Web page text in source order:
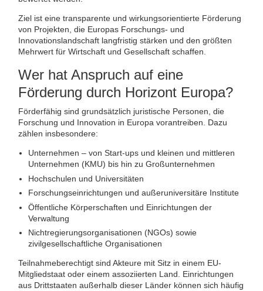
Ziel ist eine transparente und wirkungsorientierte Förderung
von Projekten, die Europas Forschungs- und
Innovationslandschaft langfristig stärken und den größten
Mehrwert für Wirtschaft und Gesellschaft schaffen.
Wer hat Anspruch auf eine
Förderung durch Horizont Europa?
Förderfähig sind grundsätzlich juristische Personen, die
Forschung und Innovation in Europa vorantreiben. Dazu
zählen insbesondere:
Unternehmen – von Start-ups und kleinen und mittleren
Unternehmen (KMU) bis hin zu Großunternehmen
Hochschulen und Universitäten
Forschungseinrichtungen und außeruniversitäre Institute
Öffentliche Körperschaften und Einrichtungen der
Verwaltung
Nichtregierungsorganisationen (NGOs) sowie
zivilgesellschaftliche Organisationen
Teilnahmeberechtigt sind Akteure mit Sitz in einem EU-
Mitgliedstaat oder einem assoziierten Land. Einrichtungen
aus Drittstaaten außerhalb dieser Länder können sich häufig